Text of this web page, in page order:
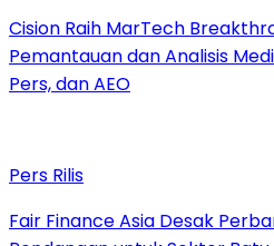
Cision Raih MarTech
Pemantauan dan Analisis
Pers, dan AEO
Pers Rilis
Fair Finance Asia Desak